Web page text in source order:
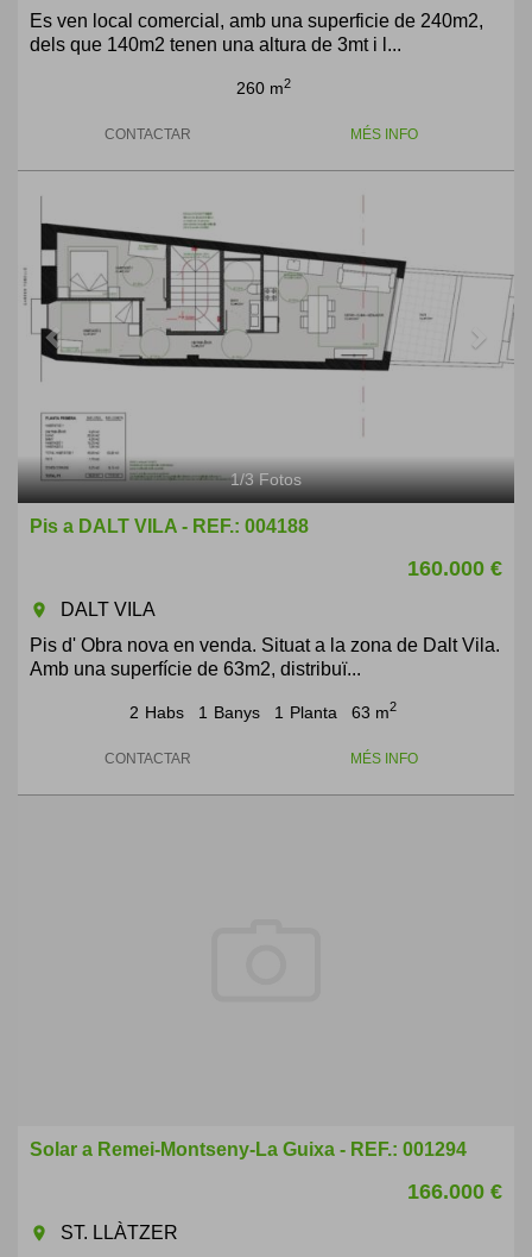
Es ven local comercial, amb una superficie de 240m2,
dels que 140m2 tenen una altura de 3mt i l...
260 m2
CONTACTAR MÉS INFO
1/3Fotos
Pis a DALT VILA - REF.: 004188
160.000 €
room
DALT VILA
Pis d' Obra nova en venda. Situat a la zona de Dalt Vila.
Amb una superfície de 63m2, distribuï...
2 Habs 1 Banys 1 Planta 63 m2
CONTACTAR MÉS INFO
Solar a Remei-Montseny-La Guixa - REF.: 001294
166.000 €
room
ST. LLÀTZER